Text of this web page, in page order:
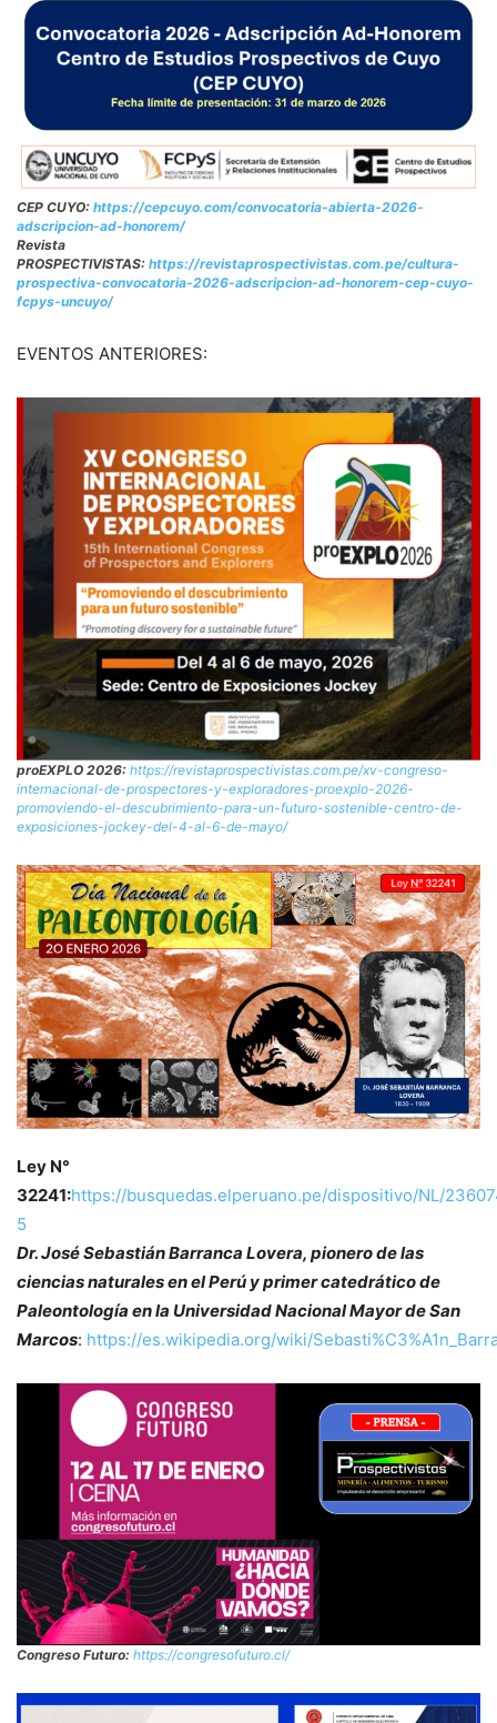
CEP CUYO: https://cepcuyo.com/convocatoria-abierta-2026-
adscripcion-ad-honorem/
Revista
PROSPECTIVISTAS: https://revistaprospectivistas.com.pe/cultura-
prospectiva-convocatoria-2026-adscripcion-ad-honorem-cep-cuyo-
fcpys-uncuyo/
EVENTOS ANTERIORES:
proEXPLO 2026: https://revistaprospectivistas.com.pe/xv-congreso-
internacional-de-prospectores-y-exploradores-proexplo-2026-
promoviendo-el-descubrimiento-para-un-futuro-sostenible-centro-de-
exposiciones-jockey-del-4-al-6-de-mayo/
Ley N°
32241:https://busquedas.elperuano.pe/dispositivo/NL/
5
Dr. José Sebastián Barranca Lovera, pionero de las
ciencias naturales en el Perú y primer catedrático de
Paleontología en la Universidad Nacional Mayor de San
Marcos: https://es.wikipedia.org/wiki/
Congreso Futuro: https://congresofuturo.cl/